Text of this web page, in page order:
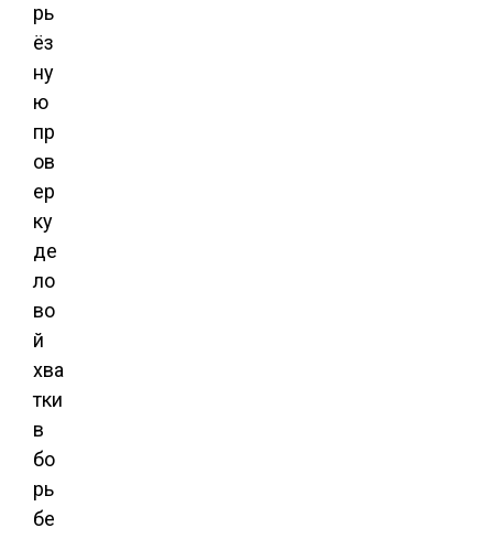
рь
ёз
ну
ю
пр
ов
ер
ку
де
ло
во
й
хва
тки
в
бо
рь
бе